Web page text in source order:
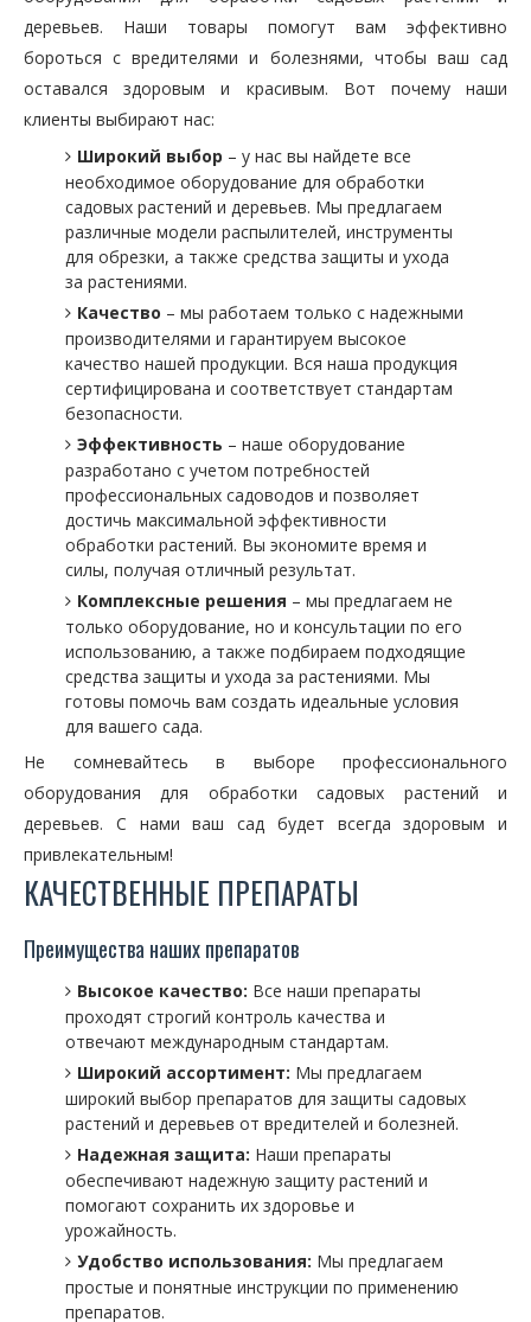
деревьев. Наши товары помогут вам эффективно
бороться с вредителями и болезнями, чтобы ваш сад
оставался здоровым и красивым. Вот почему наши
клиенты выбирают нас:
Широкий выбор – у нас вы найдете все
необходимое оборудование для обработки
садовых растений и деревьев. Мы предлагаем
различные модели распылителей, инструменты
для обрезки, а также средства защиты и ухода
за растениями.
Качество – мы работаем только с надежными
производителями и гарантируем высокое
качество нашей продукции. Вся наша продукция
сертифицирована и соответствует стандартам
безопасности.
Эффективность – наше оборудование
разработано с учетом потребностей
профессиональных садоводов и позволяет
достичь максимальной эффективности
обработки растений. Вы экономите время и
силы, получая отличный результат.
Комплексные решения – мы предлагаем не
только оборудование, но и консультации по его
использованию, а также подбираем подходящие
средства защиты и ухода за растениями. Мы
готовы помочь вам создать идеальные условия
для вашего сада.
Не сомневайтесь в выборе профессионального
оборудования для обработки садовых растений и
деревьев. С нами ваш сад будет всегда здоровым и
привлекательным!
КАЧЕСТВЕННЫЕ ПРЕПАРАТЫ
Преимущества наших препаратов
Высокое качество: Все наши препараты
проходят строгий контроль качества и
отвечают международным стандартам.
Широкий ассортимент: Мы предлагаем
широкий выбор препаратов для защиты садовых
растений и деревьев от вредителей и болезней.
Надежная защита: Наши препараты
обеспечивают надежную защиту растений и
помогают сохранить их здоровье и
урожайность.
Удобство использования: Мы предлагаем
простые и понятные инструкции по применению
препаратов.